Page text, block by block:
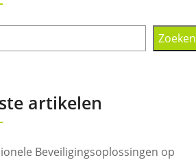
Zoeken
artikelen
Beveiligingsoplossingen op